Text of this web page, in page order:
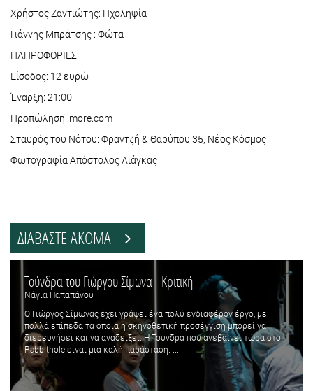
Χρήστος Ζαντιώτης: Ηχοληψία
Γιάννης Μπράτσης : Φώτα
ΠΛΗΡΟΦΟΡΙΕΣ
Είσοδος: 12 ευρώ
Έναρξη: 21:00
Προπώληση: more.com
Σταυρός του Νότου: Φραντζή & Θαρύπου 35, Νέος Κόσμος
Φωτογραφία Απόστολος Λιάγκας
ΔΙΑΒΑΣΤΕ ΑΚΟΜΑ
Τούνδρα του Γιώργου Σίμωνα - Κριτική
Νάγια Παπαπάνου
Ο Γιώργος Σίμωνας έχει γράψει ένα πολύ ενδιαφέρον έργο, με
πολλά επίπεδα τα οποία η σκηνοθετική προσέγγιση μπορεί να
διερευνήσει και να αναδείξει. Η Τούνδρα που ανεβαίνει τώρα στο
Rabbithole είναι μια καλή παράσταση. ...